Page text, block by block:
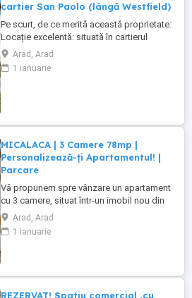
cartier San Paolo (lângă Westfield)
Pe scurt, de ce merită această proprietate:
Locație excelentă: situată în cartierul
rezidențial San Paolo, imediat lângă
Westfield — o zonă nouă, curată, sigură și
foarte aerisită, la doar 15 minute de oraș.
Arad, Arad
1 ianuarie
MICALACA | 3 Camere 78mp |
Personalizează-ți Apartamentul! |
Parcare
Vă propunem spre vânzare un apartament
cu 3 camere, situat într-un imobil nou din
cartierul Micalaca, construit la cele mai
înalte standarde de calitate și eficiență.
Proprietatea se află în etapa ideală pentru
...
Arad, Arad
1 ianuarie
REZERVAT! Spatiu comercial ,cu